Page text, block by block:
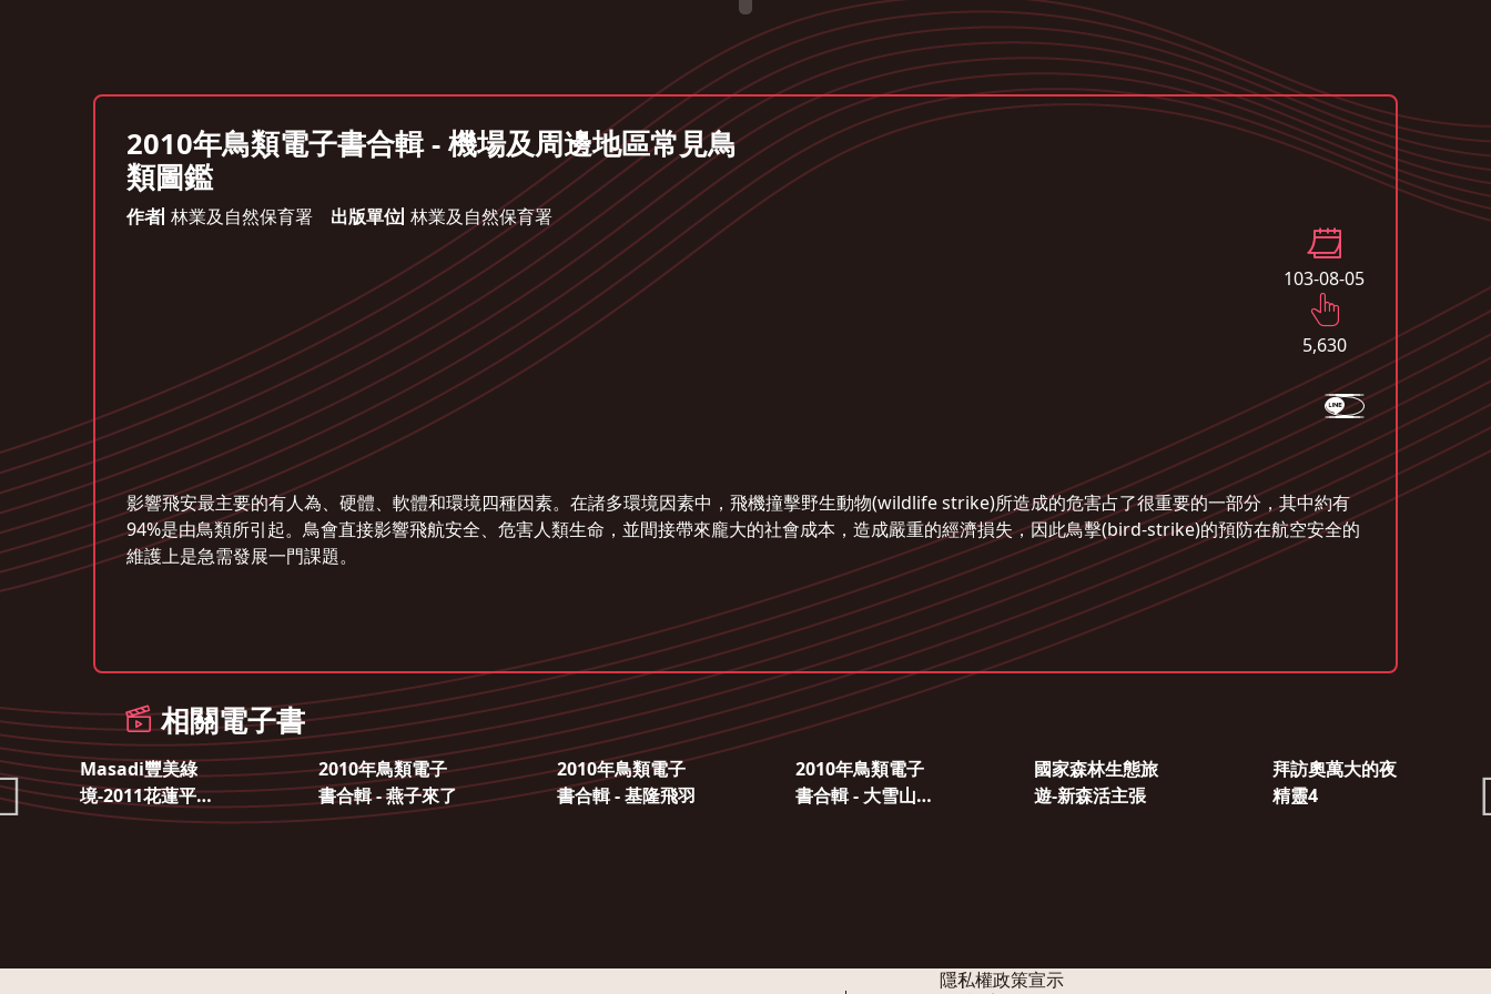
2010年鳥類電子書合輯 - 機場及周邊地區常見鳥
類圖鑑
作者 林業及自然保育署 出版單位 林業及自然保育署
103-08-05
5,630
影響飛安最主要的有人為、硬體、軟體和環境四種因素。在諸多環境因素中，飛機撞擊野生動物(wildlife strike)所造成的危害占了很重要的一部分，其中約有
94%是由鳥類所引起。鳥會直接影響飛航安全、危害人類生命，並間接帶來龐大的社會成本，造成嚴重的經濟損失，因此鳥擊(bird-strike)的預防在航空安全的
維護上是急需發展一門課題。
相關電子書
Masadi豐美綠
境-2011花蓮平地
森林園區國際藝
2010年鳥類電子
書合輯 - 燕子來了
2010年鳥類電子
書合輯 - 基隆飛羽
2010年鳥類電子
書合輯 - 大雪山國
國家森林生態旅
遊-新森活主張
拜訪奧萬大的夜
精靈4
隱私權政策宣示